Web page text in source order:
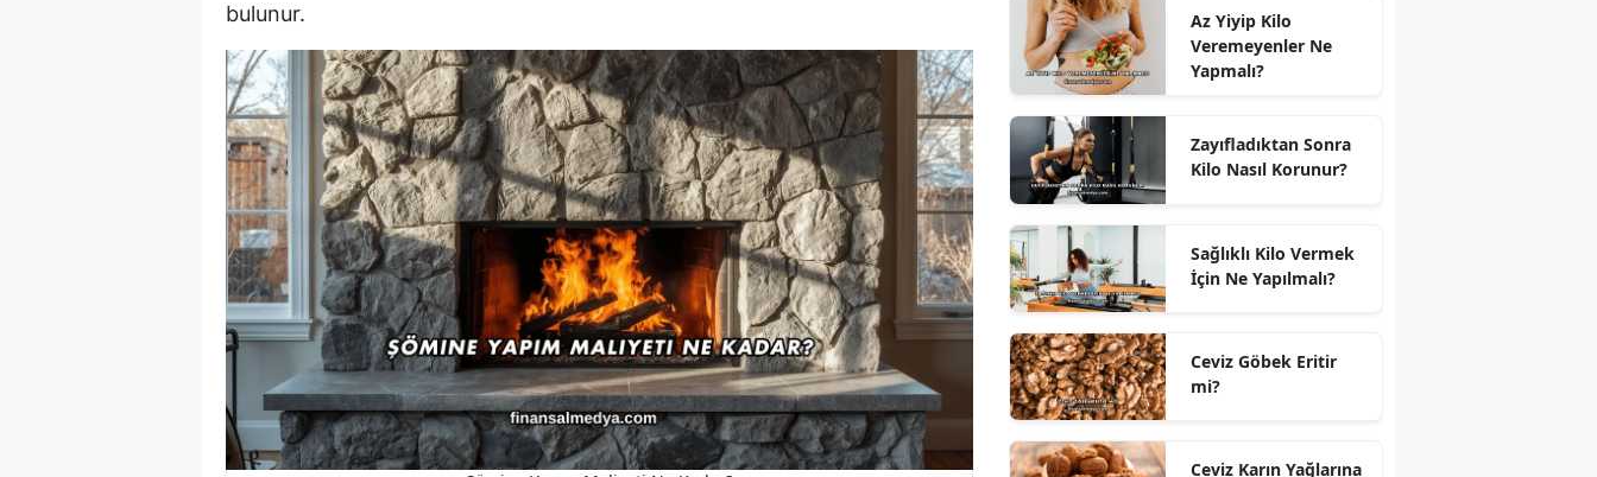
bulunur.
Az Yiyip Kilo
Veremeyenler Ne
Yapmalı?
Zayıfladıktan Sonra
Kilo Nasıl Korunur?
Sağlıklı Kilo Vermek
İçin Ne Yapılmalı?
Ceviz Göbek Eritir
mi?
Ceviz Karın Yağlarına